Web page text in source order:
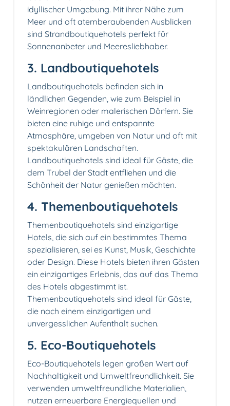
idyllischer Umgebung. Mit ihrer Nähe zum
Meer und oft atemberaubenden Ausblicken
sind Strandboutiquehotels perfekt für
Sonnenanbeter und Meeresliebhaber.
3. Landboutiquehotels
Landboutiquehotels befinden sich in
ländlichen Gegenden, wie zum Beispiel in
Weinregionen oder malerischen Dörfern. Sie
bieten eine ruhige und entspannte
Atmosphäre, umgeben von Natur und oft mit
spektakulären Landschaften.
Landboutiquehotels sind ideal für Gäste, die
dem Trubel der Stadt entfliehen und die
Schönheit der Natur genießen möchten.
4. Themenboutiquehotels
Themenboutiquehotels sind einzigartige
Hotels, die sich auf ein bestimmtes Thema
spezialisieren, sei es Kunst, Musik, Geschichte
oder Design. Diese Hotels bieten ihren Gästen
ein einzigartiges Erlebnis, das auf das Thema
des Hotels abgestimmt ist.
Themenboutiquehotels sind ideal für Gäste,
die nach einem einzigartigen und
unvergesslichen Aufenthalt suchen.
5. Eco-Boutiquehotels
Eco-Boutiquehotels legen großen Wert auf
Nachhaltigkeit und Umweltfreundlichkeit. Sie
verwenden umweltfreundliche Materialien,
nutzen erneuerbare Energiequellen und